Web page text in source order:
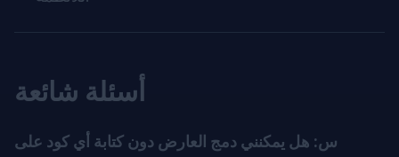
أسئلة شائعة
س: هل يمكنني دمج العارض دون كتابة أي كود على